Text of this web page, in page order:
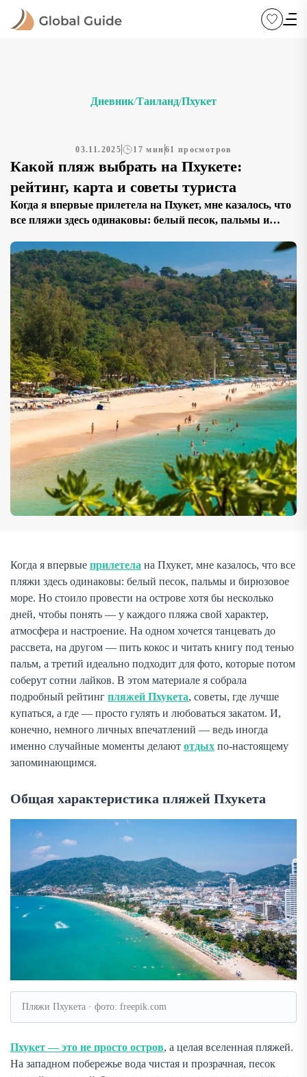
Дневник/Таиланд/Пхукет
03.11.2025 17 мин 61 просмотров
Какой пляж выбрать на Пхукете:
рейтинг, карта и советы туриста
Когда я впервые прилетела на Пхукет, мне казалось, что
все пляжи здесь одинаковы: белый песок, пальмы и
несколько дней, чтобы понять — у каждого пляжа свой
характер, атмосфера и настроение. На одном хочется
танцевать до рассвета, на другом — пить кокос и читать
книгу под тенью […]
Когда я впервые прилетела на Пхукет, мне казалось, что все
пляжи здесь одинаковы: белый песок, пальмы и бирюзовое
море. Но стоило провести на острове хотя бы несколько
дней, чтобы понять — у каждого пляжа свой характер,
атмосфера и настроение. На одном хочется танцевать до
рассвета, на другом — пить кокос и читать книгу под тенью
пальм, а третий идеально подходит для фото, которые потом
соберут сотни лайков. В этом материале я собрала
подробный рейтинг пляжей Пхукета, советы, где лучше
купаться, а где — просто гулять и любоваться закатом. И,
конечно, немного личных впечатлений — ведь иногда
именно случайные моменты делают отдых по-настоящему
запоминающимся.
Общая характеристика пляжей Пхукета
Пляжи Пхукета · фото: freepik.com
Пхукет — это не просто остров, а целая вселенная пляжей.
На западном побережье вода чистая и прозрачная, песок